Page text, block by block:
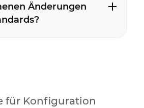
Änderungen
für Konfiguration